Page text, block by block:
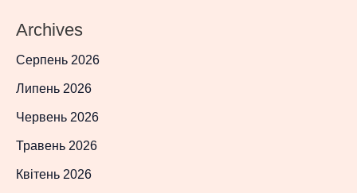
Archives
Серпень 2026
Липень 2026
Червень 2026
Травень 2026
Квітень 2026